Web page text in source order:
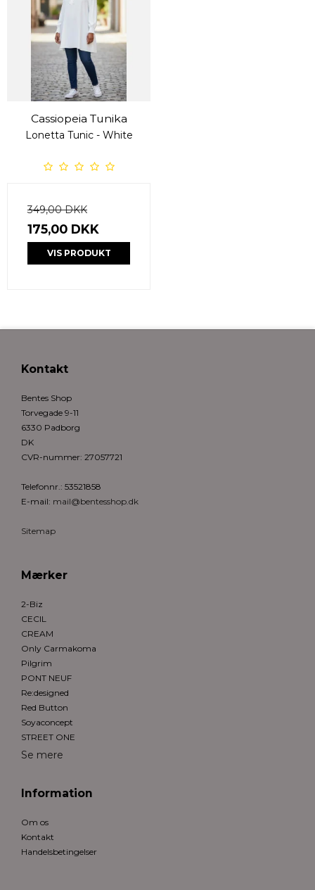
Cassiopeia Tunika
Lonetta Tunic - White
349,00 DKK
175,00 DKK
VIS PRODUKT
Kontakt
Bentes Shop
Torvegade 9-11
6330 Padborg
DK
CVR-nummer: 27057721
Telefonnr.: 53521858
E-mail: mail@bentesshop.dk
Sitemap
Mærker
2-Biz
CECIL
CREAM
Only Carmakoma
Pilgrim
PONT NEUF
Re:designed
Red Button
Soyaconcept
STREET ONE
Se mere
Information
Om os
Kontakt
Handelsbetingelser